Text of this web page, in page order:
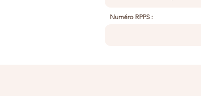
Numéro RPPS :